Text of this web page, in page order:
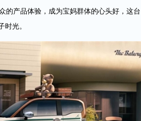
的产品体验，成为宝妈群体的心头好，这台
时光。